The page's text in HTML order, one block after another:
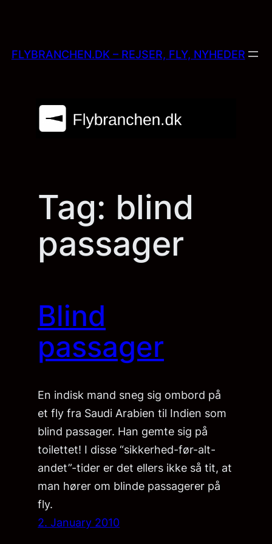
content
FLYBRANCHEN.DK – REJSER, FLY, NYHEDER
Tag: blind
passager
Blind
passager
En indisk mand sneg sig ombord på
et fly fra Saudi Arabien til Indien som
blind passager. Han gemte sig på
toilettet! I disse “sikkerhed-før-alt-
andet”-tider er det ellers ikke så tit, at
man hører om blinde passagerer på
fly.
2. January 2010